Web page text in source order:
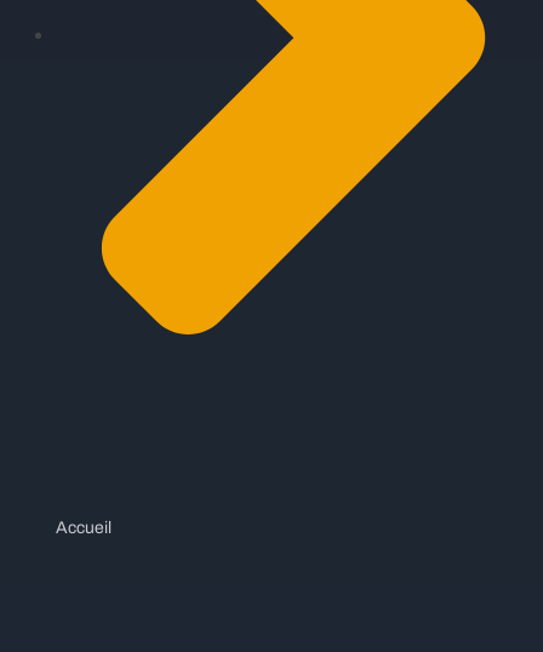
Accueil